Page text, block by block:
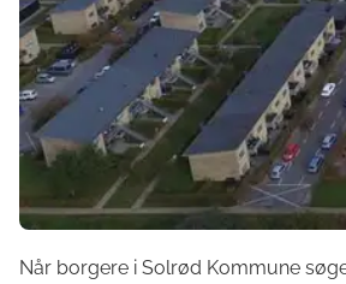
Når borgere i Solrød Kommune